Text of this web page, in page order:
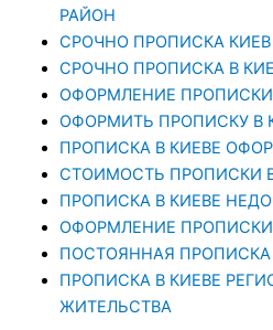
РАЙОН
СРОЧНО ПРОПИСКА КИЕВ
СРОЧНО ПРОПИСКА В
ОФОРМЛЕНИЕ
ОФОРМИТЬ ПРОПИСКУ В
ПРОПИСКА В КИЕВЕ
СТОИМОСТЬ ПРОПИСКИ
ПРОПИСКА В КИЕВЕ
ОФОРМЛЕНИЕ ПРОПИСКИ
ПОСТОЯННАЯ ПРОПИСКА
ПРОПИСКА В КИЕВЕ
ЖИТЕЛЬСТВА